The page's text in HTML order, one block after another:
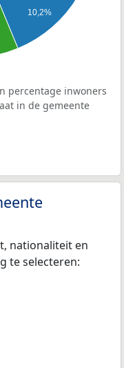
10,2%
percentage inwoners
in de gemeente
nationaliteit en
te selecteren: